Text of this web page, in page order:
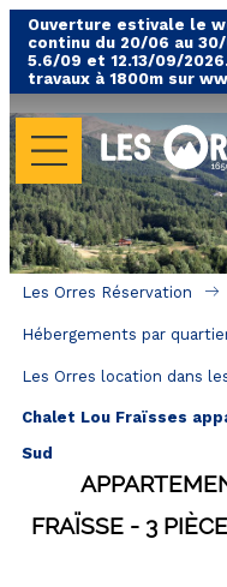
Ouverture estivale le
continu du 20/06 au
5.6/09 et 12.13/09/
travaux à 1800m sur
LES
A proximité des
Les Orres Réservation
Hébergements par
Les Orres location dans
Chalet Lou Fraïsses
Sud
FRAÏSSE
3